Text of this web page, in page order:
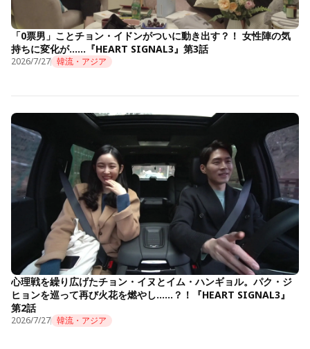
「0票男」ことチョン・イドンがついに動き出す？！ 女性陣の気
持ちに変化が……『HEART SIGNAL3』第3話
2026/7/27 韓流・アジア
心理戦を繰り広げたチョン・イヌとイム・ハンギョル。パク・ジ
ヒョンを巡って再び火花を燃やし……？！『HEART SIGNAL3』
第2話
2026/7/27 韓流・アジア